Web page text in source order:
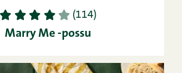
1 2 3 4 5 (114)
Marry Me -possu